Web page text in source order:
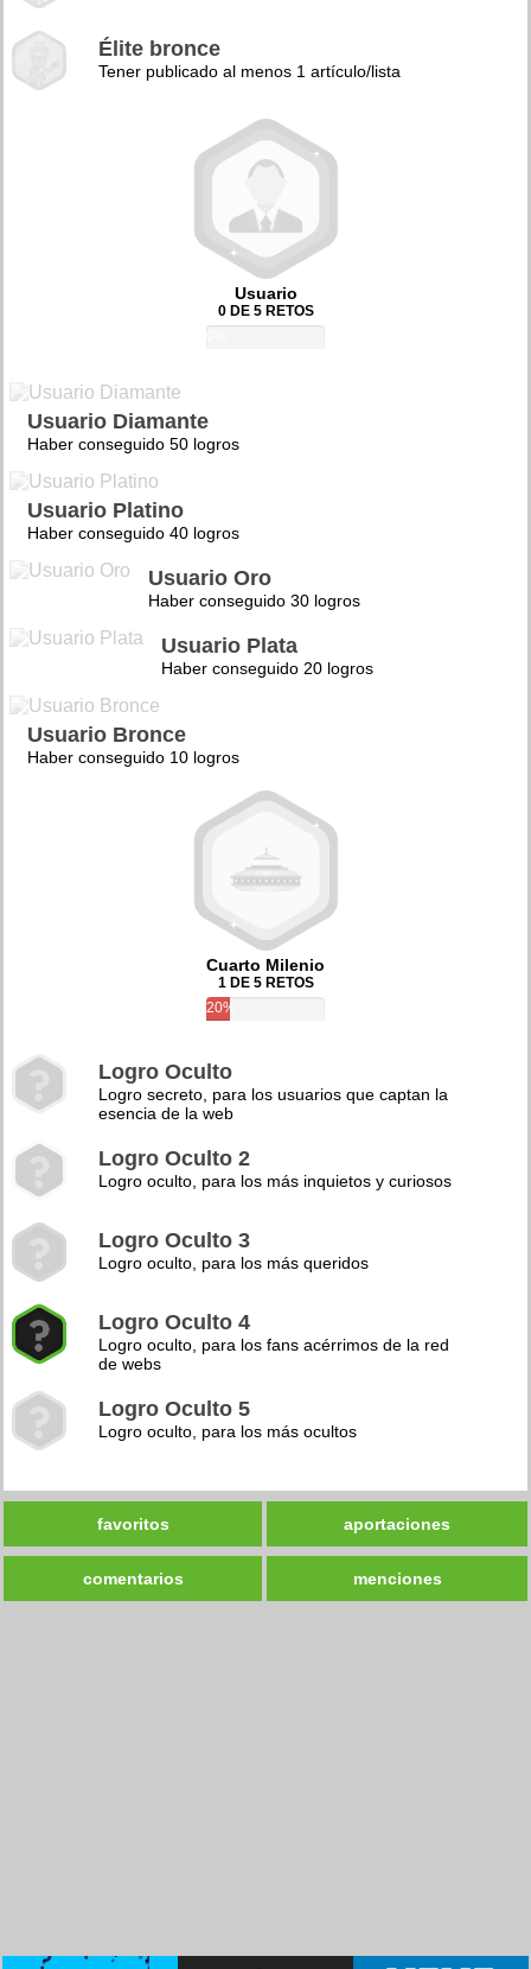
Élite bronce
Tener publicado al menos 1 artículo/lista
Usuario
0 DE 5 RETOS
Usuario Diamante
Haber conseguido 50 logros
Usuario Platino
Haber conseguido 40 logros
Usuario Oro
Haber conseguido 30 logros
Usuario Plata
Haber conseguido 20 logros
Usuario Bronce
Haber conseguido 10 logros
Cuarto Milenio
1 DE 5 RETOS
20%
Logro Oculto
Logro secreto, para los usuarios que captan la
esencia de la web
Logro Oculto 2
Logro oculto, para los más inquietos y curiosos
Logro Oculto 3
Logro oculto, para los más queridos
Logro Oculto 4
Logro oculto, para los fans acérrimos de la red
de webs
Logro Oculto 5
Logro oculto, para los más ocultos
favoritos aportaciones
comentarios menciones